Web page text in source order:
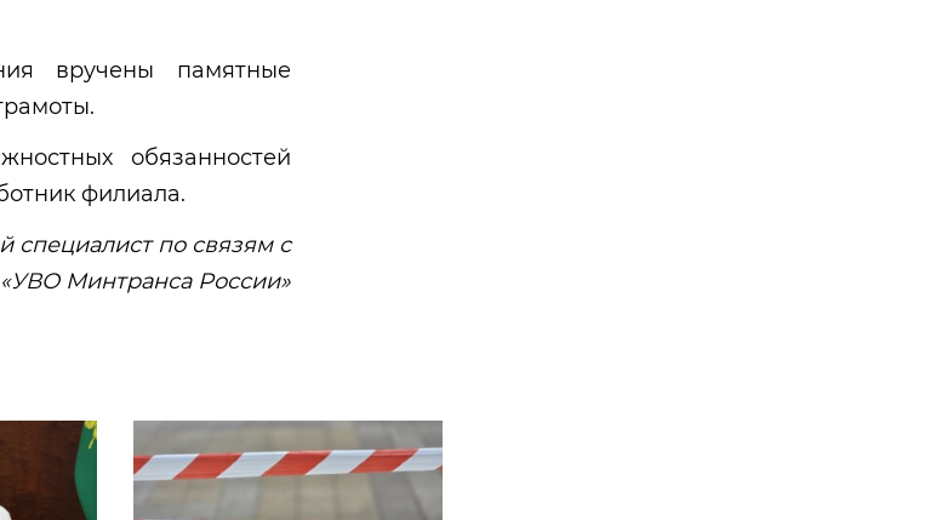
вручены памятные
обязанностей
филиала.
по связям с
Минтранса России»